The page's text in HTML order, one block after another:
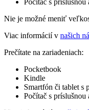
Počítač s príslušnou
Nie je možné meniť
Viac informácií v našich
Prečítate na zariadeniach:
Pocketbook
Kindle
Smartfón či tablet s
Počítač s príslušnou